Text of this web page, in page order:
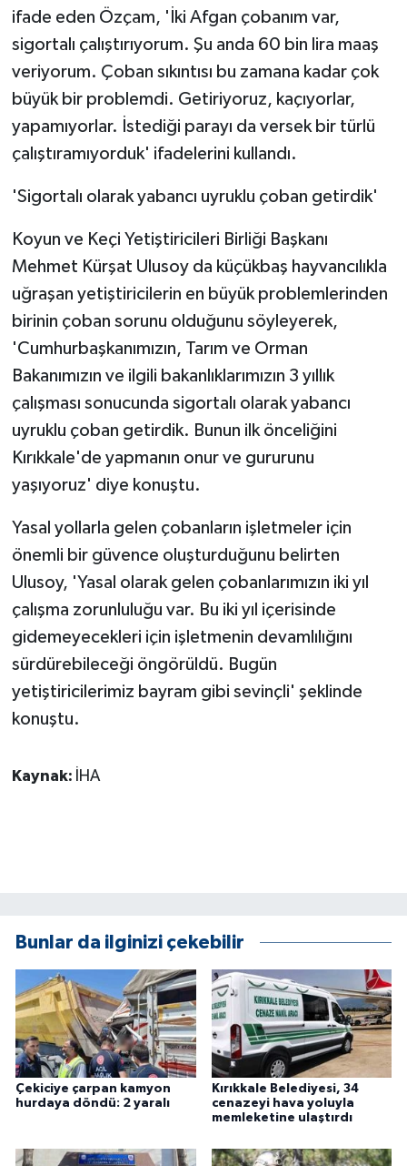
ifade eden Özçam, 'İki Afgan çobanım var,
sigortalı çalıştırıyorum. Şu anda 60 bin lira maaş
veriyorum. Çoban sıkıntısı bu zamana kadar çok
büyük bir problemdi. Getiriyoruz, kaçıyorlar,
yapamıyorlar. İstediği parayı da versek bir türlü
çalıştıramıyorduk' ifadelerini kullandı.
'Sigortalı olarak yabancı uyruklu çoban getirdik'
Koyun ve Keçi Yetiştiricileri Birliği Başkanı
Mehmet Kürşat Ulusoy da küçükbaş hayvancılıkla
uğraşan yetiştiricilerin en büyük problemlerinden
birinin çoban sorunu olduğunu söyleyerek,
'Cumhurbaşkanımızın, Tarım ve Orman
Bakanımızın ve ilgili bakanlıklarımızın 3 yıllık
çalışması sonucunda sigortalı olarak yabancı
uyruklu çoban getirdik. Bunun ilk önceliğini
Kırıkkale'de yapmanın onur ve gururunu
yaşıyoruz' diye konuştu.
Yasal yollarla gelen çobanların işletmeler için
önemli bir güvence oluşturduğunu belirten
Ulusoy, 'Yasal olarak gelen çobanlarımızın iki yıl
çalışma zorunluluğu var. Bu iki yıl içerisinde
gidemeyecekleri için işletmenin devamlılığını
sürdürebileceği öngörüldü. Bugün
yetiştiricilerimiz bayram gibi sevinçli' şeklinde
konuştu.
Kaynak: İHA
Bunlar da ilginizi çekebilir
Çekiciye çarpan kamyon
hurdaya döndü: 2 yaralı
Kırıkkale Belediyesi, 34
cenazeyi hava yoluyla
memleketine ulaştırdı